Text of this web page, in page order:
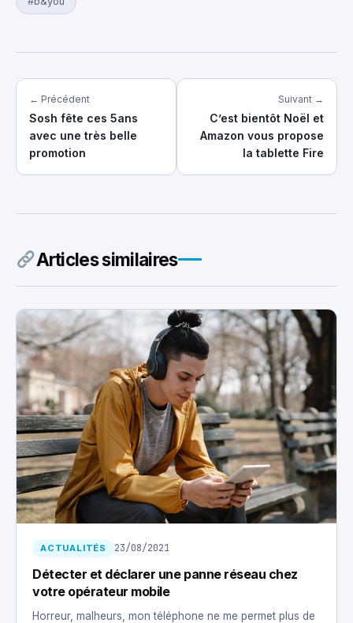
← Précédent
Sosh fête ces 5ans
avec une très belle
promotion
Suivant →
C’est bientôt Noël et
Amazon vous propose
la tablette Fire
Articles similaires
ACTUALITÉS 23/08/2021
Détecter et déclarer une panne réseau chez
votre opérateur mobile
Horreur, malheurs, mon téléphone ne me permet plus de